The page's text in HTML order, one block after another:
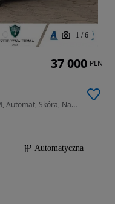
1 / 6
1997 cm3 • 200 KM • HYbrid4 RXH, 200 KM, Automat, Skóra, Navi, Xenon, Bi-Xenon,
Automatyczna
37 000 PLN